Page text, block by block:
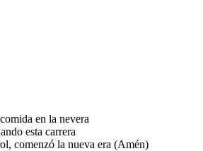
en la nevera
esta carrera
comenzó la nueva era (Amén)